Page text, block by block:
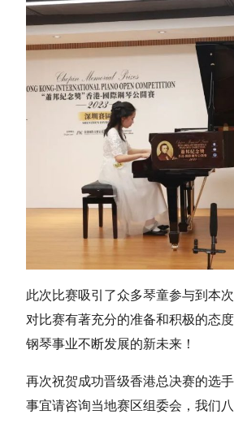
此次比赛吸引了众多琴童参与到本
对比赛有著充分的准备和积极的态
钢琴事业不断发展的新未来！
再次祝贺成功晋级香港总决赛的选
事宜请咨询当地赛区组委会，我们八